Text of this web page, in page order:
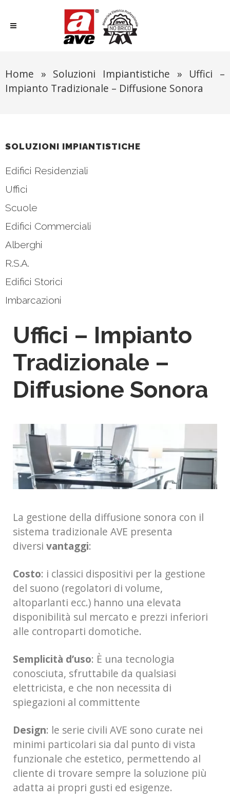
Home » Soluzioni Impiantistiche » Uffici –
Impianto Tradizionale – Diffusione Sonora
SOLUZIONI IMPIANTISTICHE
Edifici Residenziali
Uffici
Scuole
Edifici Commerciali
Alberghi
R.S.A.
Edifici Storici
Imbarcazioni
Uffici – Impianto
Tradizionale –
Diffusione Sonora
La gestione della diffusione sonora con il
sistema tradizionale AVE presenta
diversi vantaggi:
Costo: i classici dispositivi per la gestione
del suono (regolatori di volume,
altoparlanti ecc.) hanno una elevata
disponibilità sul mercato e prezzi inferiori
alle controparti domotiche.
Semplicità d’uso: È una tecnologia
conosciuta, sfruttabile da qualsiasi
elettricista, e che non necessita di
spiegazioni al committente
Design: le serie civili AVE sono curate nei
minimi particolari sia dal punto di vista
funzionale che estetico, permettendo al
cliente di trovare sempre la soluzione più
adatta ai propri gusti ed esigenze.